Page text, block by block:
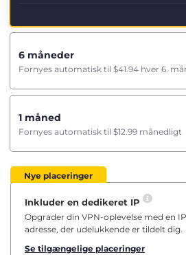
6 måneder
Fornyes automatisk til $41.94 hver 6.
1 måned
Fornyes automatisk til $12.99 månedligt
Nye placeringer
Inkluder en dedikeret IP
Opgrader din VPN-oplevelse med en
adresse, der udelukkende er tildelt dig.
Se tilgængelige placeringer